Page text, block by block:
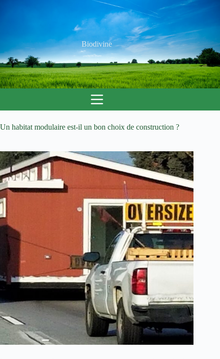
Biodivine
Un habitat modulaire est-il un bon choix de construction ?